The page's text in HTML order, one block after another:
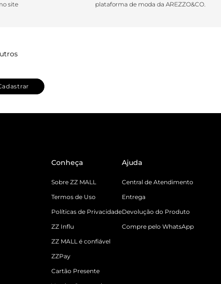
site
plataforma de moda da AREZZO&CO.
Conheça
Sobre ZZ MALL
Termos de Uso
Políticas de Privacidade
ZZ Influ
ZZ MALL é confiável
ZZPay
Cartão Presente
Ajuda
Central de Atendimento
Entrega
Devolução do Produto
Compre pelo WhatsApp